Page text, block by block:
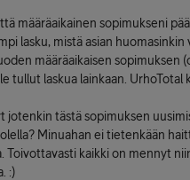
määräaikainen sopimukseni
lasku, mistä asian
määräaikaisen sopimuksen
tullut laskua lainkaan.
jotenkin tästä sopimuksen
Minuahan ei tietenkään
Toivottavasti kaikki on mennyt
:)